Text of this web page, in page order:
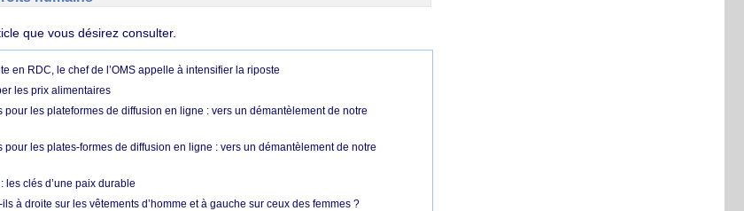
que vous désirez consulter.
en RDC, le chef de l’OMS appelle à intensifier la riposte
les prix alimentaires
pour les plateformes de diffusion en ligne : vers un démantèlement de notre
pour les plates-formes de diffusion en ligne : vers un démantèlement de notre
les clés d’une paix durable
à droite sur les vêtements d’homme et à gauche sur ceux des femmes ?